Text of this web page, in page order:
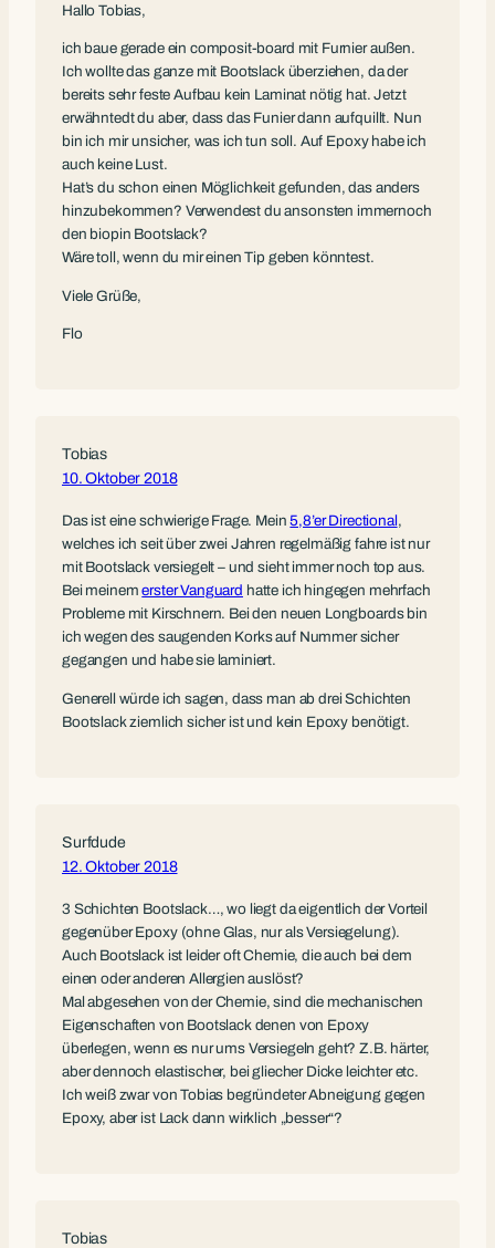
Hallo Tobias,
ich baue gerade ein composit-board mit Furnier außen.
Ich wollte das ganze mit Bootslack überziehen, da der
bereits sehr feste Aufbau kein Laminat nötig hat. Jetzt
erwähntedt du aber, dass das Funier dann aufquillt. Nun
bin ich mir unsicher, was ich tun soll. Auf Epoxy habe ich
auch keine Lust.
Hat’s du schon einen Möglichkeit gefunden, das anders
hinzubekommen? Verwendest du ansonsten immernoch
den biopin Bootslack?
Wäre toll, wenn du mir einen Tip geben könntest.
Viele Grüße,
Flo
Tobias
10. Oktober 2018
Das ist eine schwierige Frage. Mein5,8’er Directional,
welches ich seit über zwei Jahren regelmäßig fahre ist nur
mit Bootslack versiegelt – und sieht immer noch top aus.
Bei meinemerster Vanguard hatte ich hingegen mehrfach
Probleme mit Kirschnern. Bei den neuen Longboards bin
ich wegen des saugenden Korks auf Nummer sicher
gegangen und habe sie laminiert.
Generell würde ich sagen, dass man ab drei Schichten
Bootslack ziemlich sicher ist und kein Epoxy benötigt.
Surfdude
12. Oktober 2018
3 Schichten Bootslack…, wo liegt da eigentlich der Vorteil
gegenüber Epoxy (ohne Glas, nur als Versiegelung).
Auch Bootslack ist leider oft Chemie, die auch bei dem
einen oder anderen Allergien auslöst?
Mal abgesehen von der Chemie, sind die mechanischen
Eigenschaften von Bootslack denen von Epoxy
überlegen, wenn es nur ums Versiegeln geht? Z.B. härter,
aber dennoch elastischer, bei gliecher Dicke leichter etc.
Ich weiß zwar von Tobias begründeter Abneigung gegen
Epoxy, aber ist Lack dann wirklich „besser“?
Tobias